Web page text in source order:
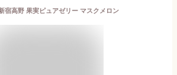
宿高野 果実ピュアゼリー マスクメロン